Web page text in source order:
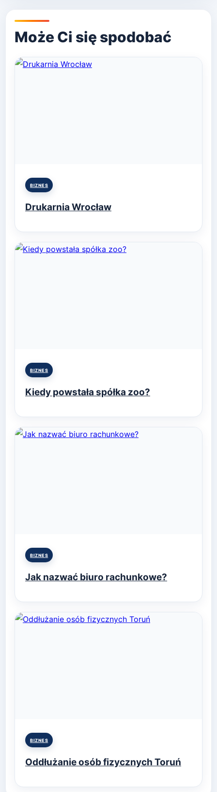
Posted
BIZNES
Drukarnia Wrocław
Posted
BIZNES
Kiedy powstała spółka zoo?
Posted
BIZNES
Jak nazwać biuro rachunkowe?
Posted
BIZNES
Oddłużanie osób fizycznych Toruń